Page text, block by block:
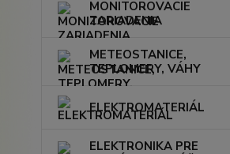
MONITOROVACIE
ZARIADENIA
METEOSTANICE,
TEPLOMERY, VÁHY
ELEKTROMATERIÁL
ELEKTRONIKA PRE